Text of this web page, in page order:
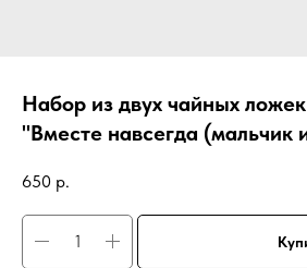
Набор из двух чайных
"Вместе навсегда (мальчик
650 р.